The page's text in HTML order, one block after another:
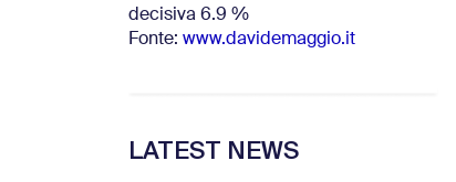
decisiva 6.9 %
Fonte: www.davidemaggio.it
LATEST NEWS